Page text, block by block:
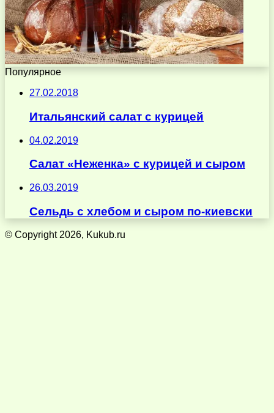
Популярное
27.02.2018
Итальянский салат с курицей
04.02.2019
Салат «Неженка» с курицей и сыром
26.03.2019
Сельдь с хлебом и сыром по-киевски
© Copyright 2026, Kukub.ru